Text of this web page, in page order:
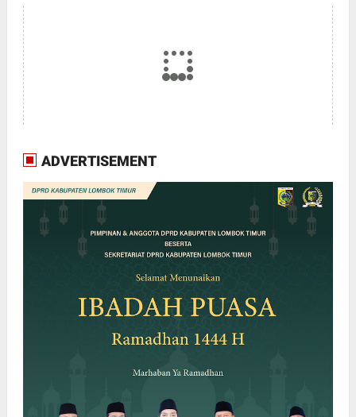
ADVERTISEMENT